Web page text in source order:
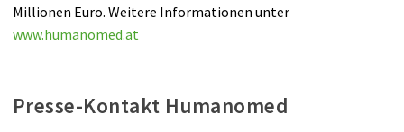
Millionen Euro. Weitere Informationen unter
www.humanomed.at
Presse-Kontakt Humanomed